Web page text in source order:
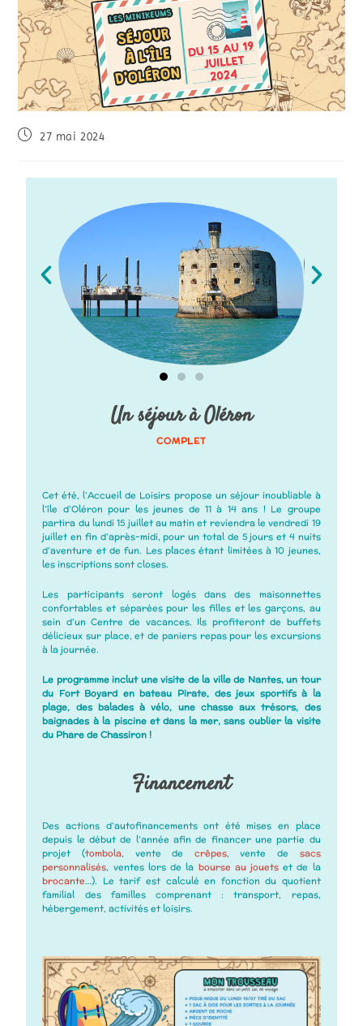
27 mai 2024
Un séjour à Oléron
COMPLET
Cet été, l’Accueil de Loisirs propose un séjour inoubliable à
l’île d’Oléron pour les jeunes de 11 à 14 ans ! Le groupe
partira du lundi 15 juillet au matin et reviendra le vendredi 19
juillet en fin d’après-midi, pour un total de 5 jours et 4 nuits
d’aventure et de fun. Les places étant limitées à 10 jeunes,
les inscriptions sont closes.
Les participants seront logés dans des maisonnettes
confortables et séparées pour les filles et les garçons, au
sein d’un Centre de vacances. Ils profiteront de buffets
délicieux sur place, et de paniers repas pour les excursions
à la journée.
Le programme inclut une visite de la ville de Nantes, un tour
du Fort Boyard en bateau Pirate, des jeux sportifs à la
plage, des balades à vélo, une chasse aux trésors, des
baignades à la piscine et dans la mer, sans oublier la visite
du Phare de Chassiron !
Financement
Des actions d’autofinancements ont été mises en place
depuis le début de l’année afin de financer une partie du
projet (tombola, vente de crêpes, vente de sacs
personnalisés, ventes lors de la bourse au jouetset de la
brocante…). Le tarif est calculé en fonction du quotient
familial des familles comprenant : transport, repas,
hébergement, activités et loisirs.